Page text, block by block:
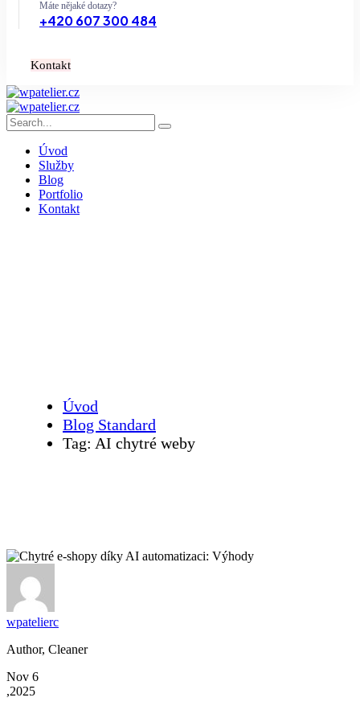
Máte nějaké dotazy?
+420 607 300 484
Kontakt
Úvod
Služby
Blog
Portfolio
Kontakt
Úvod
Blog Standard
Tag: AI chytré weby
wpatelierc
Author, Cleaner
Nov 6
,2025